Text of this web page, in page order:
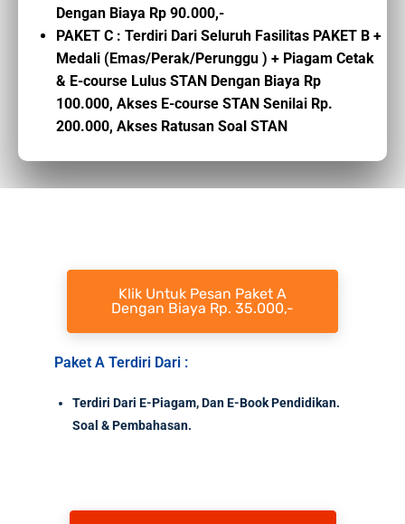
Dengan Biaya Rp 90.000,-
PAKET C : Terdiri Dari Seluruh Fasilitas PAKET B +
Medali (Emas/Perak/Perunggu ) + Piagam Cetak
& E-course Lulus STAN Dengan Biaya Rp
100.000, Akses E-course STAN Senilai Rp.
200.000, Akses Ratusan Soal STAN
Klik Untuk Pesan Paket A
Dengan Biaya Rp. 35.000,-
Paket A Terdiri Dari :
Terdiri Dari E-Piagam, Dan E-Book Pendidikan.
Soal & Pembahasan.